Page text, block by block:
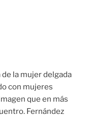
la mujer delgada
con mujeres
que en más
Fernández